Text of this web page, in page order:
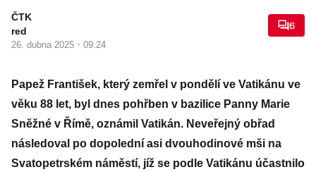
ČTK
red
26. dubna 2025 · 09:24
6
Papež František, který zemřel v pondělí ve Vatikánu ve
věku 88 let, byl dnes pohřben v bazilice Panny Marie
Sněžné v Římě, oznámil Vatikán. Neveřejný obřad
následoval po dopolední asi dvouhodinové mši na
Svatopetrském náměstí, jíž se podle Vatikánu účastnilo